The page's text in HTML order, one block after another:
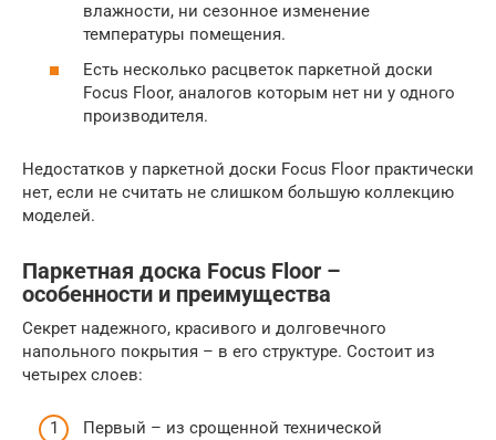
влажности, ни сезонное изменение
температуры помещения.
Есть несколько расцветок паркетной доски
Focus Floor, аналогов которым нет ни у одного
производителя.
Недостатков у паркетной доски Focus Floor практически
нет, если не считать не слишком большую коллекцию
моделей.
Паркетная доска Focus Floor –
особенности и преимущества
Секрет надежного, красивого и долговечного
напольного покрытия – в его структуре. Состоит из
четырех слоев:
Первый – из срощенной технической